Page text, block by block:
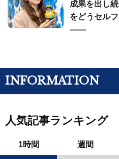
成果を出し
をどうセル
——
INFORMATION
人気記事ランキング
1時間 週間